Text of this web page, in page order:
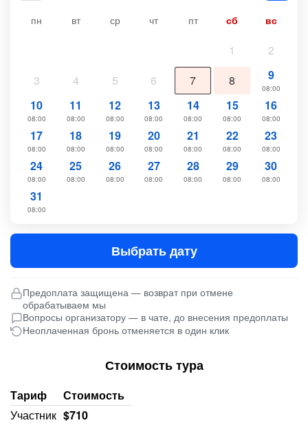
пн вт ср чт пт сб вс
1
2
3
4 5 6 7 8 9
08:00
10
08:00
11
08:00
12
08:00
13
08:00
14
08:00
15
08:00
16
08:00
17
08:00
18
08:00
19
08:00
20
08:00
21
08:00
22
08:00
23
08:00
24
08:00
25
08:00
26
08:00
27
08:00
28
08:00
29
08:00
30
08:00
31
08:00
Выбрать дату
Предоплата защищена — возврат при отмене
обрабатываем мы
Вопросы организатору — в чате, до внесения предоплаты
Неоплаченная бронь отменяется в один клик
Стоимость тура
Тариф
Стоимость
Участник $710